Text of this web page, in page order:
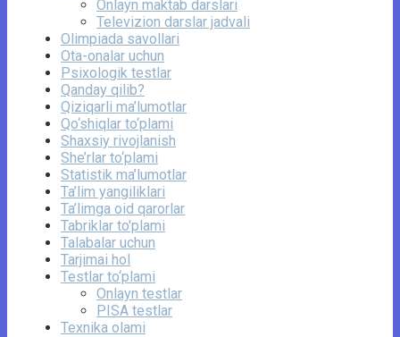
Onlayn maktab darslari
Televizion darslar jadvali
Olimpiada savollari
Ota-onalar uchun
Psixologik testlar
Qanday qilib?
Qiziqarli ma’lumotlar
Qo‘shiqlar to‘plami
Shaxsiy rivojlanish
She’rlar to‘plami
Statistik ma’lumotlar
Ta’lim yangiliklari
Ta’limga oid qarorlar
Tabriklar to'plami
Talabalar uchun
Tarjimai hol
Testlar to‘plami
Onlayn testlar
PISA testlar
Texnika olami